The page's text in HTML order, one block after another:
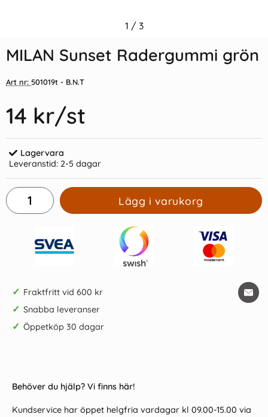
55 kr/st
Blyertspenna Milan Sunset lila
13 kr/st
1 / 3
MILAN Sunset Radergummi grön
Art nr: 501019t - B.N.T
14 kr/st
Lagervara
Leveranstid: 2-5 dagar
Lägg i varukorg
✓ Fraktfritt vid 600 kr
✓ Snabba leveranser
✓ Öppetköp 30 dagar
Behöver du hjälp? Vi finns här!
Kundservice har öppet helgfria vardagar kl 09.00-15.00 via